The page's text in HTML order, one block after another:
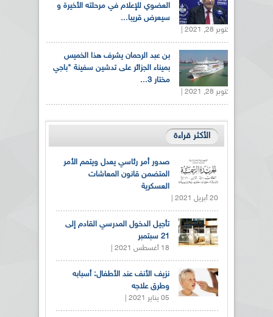
العضوي للإعلام في مرحلته الأخيرة و
سيعرض قريبا...
أكتوبر 28, 2021 |
بن عبد الرحمان يشرف هذا الخميس
بميناء الجزائر على تدشين سفينة "باجي
مختار 3...
أكتوبر 28, 2021 |
الأكثر قراءة
صدور أمر رئاسي يعدل ويتمم الأمر
المتضمن قانون المعاشات
العسكرية
20 أبريل 2021 |
تأجيل الدخول المدرسي القادم إلى
21 سبتمبر
18 أغسطس 2021 |
نزيف الأنف عند الأطفال: أسبابه
وطرق علاجه
05 يناير 2021 |